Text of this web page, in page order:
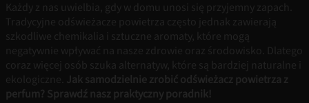
Każdy z nas uwielbia, gdy w domu unosi się przyjemny zapach.
Tradycyjne odświeżacze powietrza często jednak zawierają
szkodliwe chemikalia i sztuczne aromaty, które mogą
negatywnie wpływać na nasze zdrowie oraz środowisko. Dlatego
coraz więcej osób szuka alternatyw, które są bardziej naturalne i
ekologiczne.
Jak samodzielnie zrobić odświeżacz powietrza z
perfum? Sprawdź nasz praktyczny poradnik!